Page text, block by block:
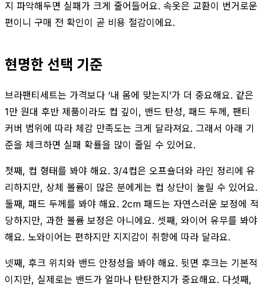
지 파악해두면 실패가 크게 줄어들어요. 속옷은 교환이 번거로운
편이니 구매 전 확인이 곧 비용 절감이에요.
현명한 선택 기준
브라팬티세트는 가격보다 ‘내 몸에 맞는지’가 더 중요해요. 같은
1만 원대 후반 제품이라도 컵 깊이, 밴드 탄성, 패드 두께, 팬티
커버 범위에 따라 체감 만족도는 크게 달라져요. 그래서 아래 기
준을 체크하면 실패 확률을 많이 줄일 수 있어요.
첫째, 컵 형태를 봐야 해요. 3/4컵은 오프숄더와 라인 정리에 유
리하지만, 상체 볼륨이 많은 분에게는 컵 상단이 눌릴 수 있어요.
둘째, 패드 두께를 봐야 해요. 2cm 패드는 자연스러운 보정에 적
당하지만, 과한 볼륨 보정은 아니에요. 셋째, 와이어 유무를 봐야
해요. 노와이어는 편하지만 지지감이 취향에 따라 달라요.
넷째, 후크 위치와 밴드 안정성을 봐야 해요. 뒷면 후크는 기본적
이지만, 실제로는 밴드가 얼마나 탄탄한지가 중요해요. 다섯째,